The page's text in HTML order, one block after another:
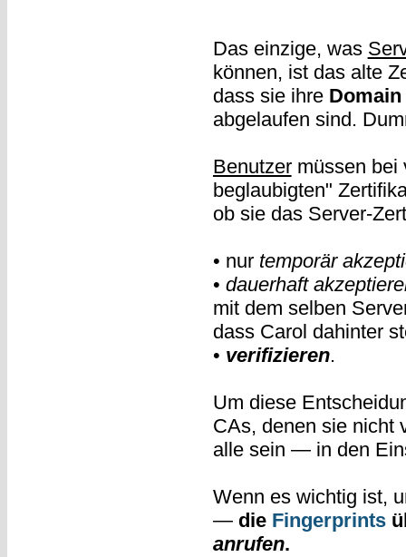
Das einzige, was
können, ist das alte
dass sie ihre
abgelaufen sind.
Benutzermüssen bei
beglaubigten"
ob sie das Server-
• nur temporär
• dauerhaft
mit dem selben
dass Carol dahinter
• verifizieren.
Um diese
CAs, denen sie nicht
alle sein — in den
Wenn es wichtig ist,
— die Fingerprints
anrufen.